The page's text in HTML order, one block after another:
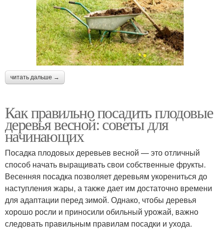
читать дальше →
Как правильно посадить плодовые
деревья весной: советы для
начинающих
Посадка плодовых деревьев весной — это отличный
способ начать выращивать свои собственные фрукты.
Весенняя посадка позволяет деревьям укорениться до
наступления жары, а также дает им достаточно времени
для адаптации перед зимой. Однако, чтобы деревья
хорошо росли и приносили обильный урожай, важно
следовать правильным правилам посадки и ухода.